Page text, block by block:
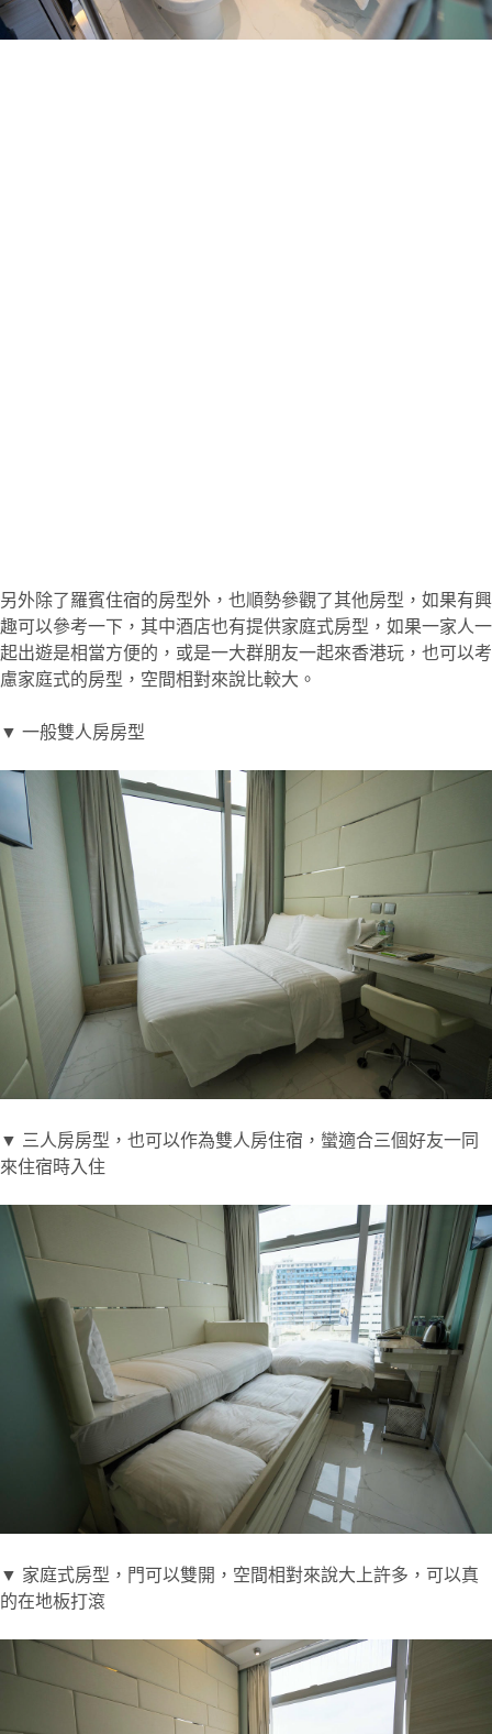
另外除了羅賓住宿的房型外，也順勢參觀了其他房型，如果有興
趣可以參考一下，其中酒店也有提供家庭式房型，如果一家人一
起出遊是相當方便的，或是一大群朋友一起來香港玩，也可以考
慮家庭式的房型，空間相對來說比較大。
▼ 一般雙人房房型
▼ 三人房房型，也可以作為雙人房住宿，蠻適合三個好友一同
來住宿時入住
▼ 家庭式房型，門可以雙開，空間相對來說大上許多，可以真
的在地板打滾